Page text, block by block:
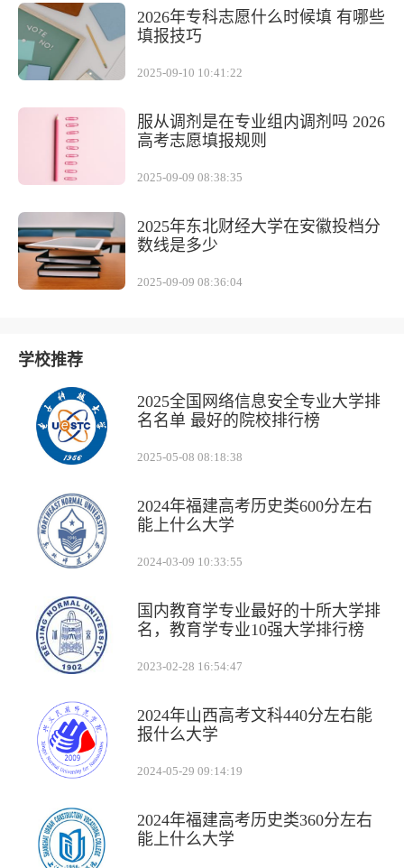
2026年专科志愿什么时候填 有哪些
填报技巧
2025-09-10 10:41:22
服从调剂是在专业组内调剂吗 2026
高考志愿填报规则
2025-09-09 08:38:35
2025年东北财经大学在安徽投档分
数线是多少
2025-09-09 08:36:04
学校推荐
2025全国网络信息安全专业大学排
名名单 最好的院校排行榜
2025-05-08 08:18:38
2024年福建高考历史类600分左右
能上什么大学
2024-03-09 10:33:55
国内教育学专业最好的十所大学排
名，教育学专业10强大学排行榜
2023-02-28 16:54:47
2024年山西高考文科440分左右能
报什么大学
2024-05-29 09:14:19
2024年福建高考历史类360分左右
能上什么大学